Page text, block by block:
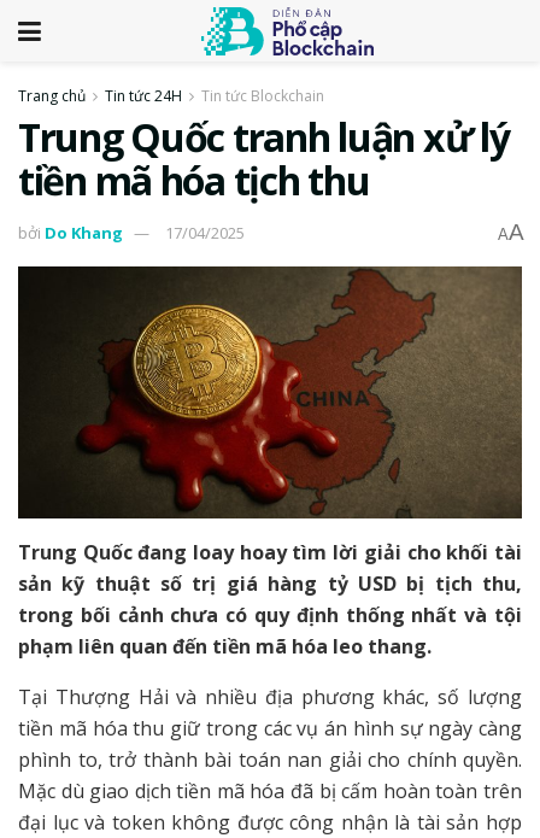
Trang chủ Tin tức 24H Tin tức Blockchain
Trung Quốc tranh luận xử lý
tiền mã hóa tịch thu
bởi Do Khang 17/04/2025 AA
Trung Quốc đang loay hoay tìm lời giải cho khối tài
sản kỹ thuật số trị giá hàng tỷ USD bị tịch thu,
trong bối cảnh chưa có quy định thống nhất và tội
phạm liên quan đến tiền mã hóa leo thang.
Tại Thượng Hải và nhiều địa phương khác, số lượng
tiền mã hóa thu giữ trong các vụ án hình sự ngày càng
phình to, trở thành bài toán nan giải cho chính quyền.
Mặc dù giao dịch tiền mã hóa đã bị cấm hoàn toàn trên
đại lục và token không được công nhận là tài sản hợp